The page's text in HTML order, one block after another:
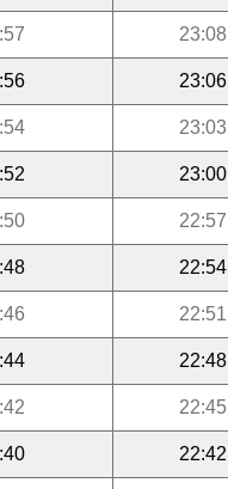
23:08
23:06
23:03
23:00
22:57
22:54
22:51
22:48
22:45
22:42